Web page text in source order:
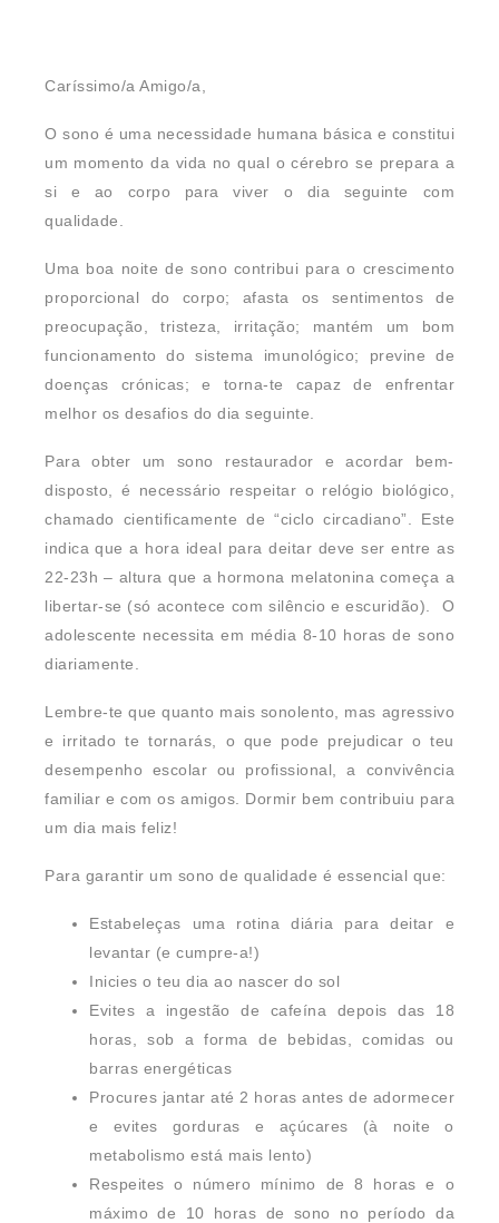
Caríssimo/a Amigo/a,
O sono é uma necessidade humana básica e constitui
um momento da vida no qual o cérebro se prepara a
si e ao corpo para viver o dia seguinte com
qualidade.
Uma boa noite de sono contribui para o crescimento
proporcional do corpo; afasta os sentimentos de
preocupação, tristeza, irritação; mantém um bom
funcionamento do sistema imunológico; previne de
doenças crónicas; e torna-te capaz de enfrentar
melhor os desafios do dia seguinte.
Para obter um sono restaurador e acordar bem-
disposto, é necessário respeitar o relógio biológico,
chamado cientificamente de “ciclo circadiano”. Este
indica que a hora ideal para deitar deve ser entre as
22-23h – altura que a hormona melatonina começa a
libertar-se (só acontece com silêncio e escuridão). O
adolescente necessita em média 8-10 horas de sono
diariamente.
Lembre-te que quanto mais sonolento, mas agressivo
e irritado te tornarás, o que pode prejudicar o teu
desempenho escolar ou profissional, a convivência
familiar e com os amigos. Dormir bem contribuiu para
um dia mais feliz!
Para garantir um sono de qualidade é essencial que:
Estabeleças uma rotina diária para deitar e
levantar (e cumpre-a!)
Inicies o teu dia ao nascer do sol
Evites a ingestão de cafeína depois das 18
horas, sob a forma de bebidas, comidas ou
barras energéticas
Procures jantar até 2 horas antes de adormecer
e evites gorduras e açúcares (à noite o
metabolismo está mais lento)
Respeites o número mínimo de 8 horas e o
máximo de 10 horas de sono no período da